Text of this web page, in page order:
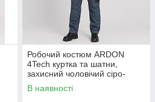
Робочий костюм ARDON
4Tech куртка та шатни,
захисний чоловічий сіро-
чорний
В наявності